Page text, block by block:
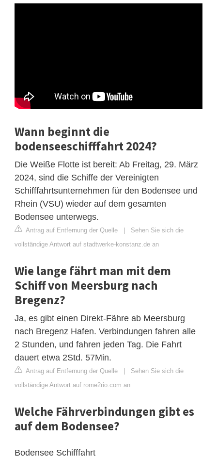
Wann beginnt die
bodenseeschifffahrt 2024?
Die Weiße Flotte ist bereit: Ab Freitag, 29. März
2024, sind die Schiffe der Vereinigten
Schifffahrtsunternehmen für den Bodensee und
Rhein (VSU) wieder auf dem gesamten
Bodensee unterwegs.
Antrag auf Entfernung der Quelle | Sehen Sie sich die
vollständige Antwort auf stadtwerke-konstanz.de an
Wie lange fährt man mit dem
Schiff von Meersburg nach
Bregenz?
Ja, es gibt einen Direkt-Fähre ab Meersburg
nach Bregenz Hafen. Verbindungen fahren alle
2 Stunden, und fahren jeden Tag. Die Fahrt
dauert etwa 2Std. 57Min.
Antrag auf Entfernung der Quelle | Sehen Sie sich die
vollständige Antwort auf rome2rio.com an
Welche Fährverbindungen gibt es
auf dem Bodensee?
Bodensee Schifffahrt